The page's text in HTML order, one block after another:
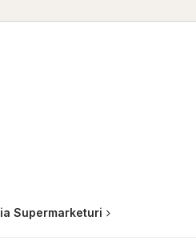
Supermarketuri